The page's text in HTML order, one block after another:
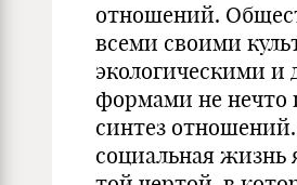
отношений.
всеми своими
экологическими и
формами не нечто
синтез
социальная жизнь